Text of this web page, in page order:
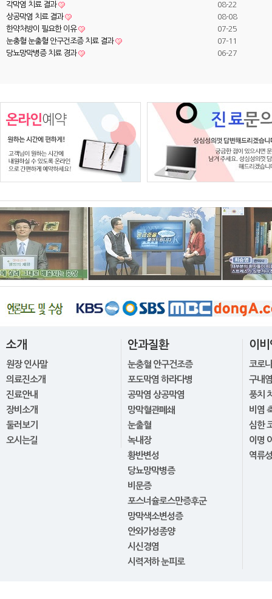
각막염 치료 결과
08-22
상공막염 치료 결과
08-08
한약처방이 필요한 이유
07-25
눈충혈 눈출혈 안구건조증 치료 결과
07-11
당뇨망막병증 치료 경과
06-27
소개
원장 인사말
의료진소개
진료안내
장비소개
둘러보기
오시는길
안과질환
눈충혈 안구건조증
포도막염 하라다병
공막염 상공막염
망막혈관폐쇄
눈출혈
녹내장
황반변성
당뇨망막병증
비문증
포스너슐로스만증후군
망막색소변성증
안와가성종양
시신경염
시력저하 눈피로
이
코로
구내
풍치
비염
심한
이명
역류